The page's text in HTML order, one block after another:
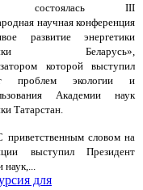
состоялась III
научная конференция
развитие энергетики
Беларусь»,
которой выступил
проблем экологии и
Академии наук
Татарстан.
приветственным словом на
выступил Президент